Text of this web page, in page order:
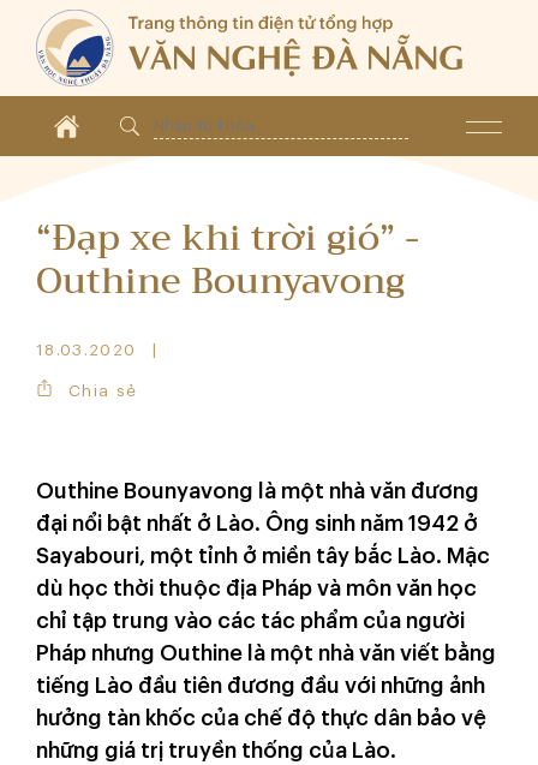
“Đạp xe khi trời gió” -
Outhine Bounyavong
18.03.2020
Chia sẻ
Outhine Bounyavong là một nhà văn đương
đại nổi bật nhất ở Lào. Ông sinh năm 1942 ở
Sayabouri, một tỉnh ở miền tây bắc Lào. Mặc
dù học thời thuộc địa Pháp và môn văn học
chỉ tập trung vào các tác phẩm của người
Pháp nhưng Outhine là một nhà văn viết bằng
tiếng Lào đầu tiên đương đầu với những ảnh
hưởng tàn khốc của chế độ thực dân bảo vệ
những giá trị truyền thống của Lào.